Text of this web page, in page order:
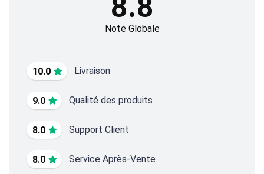
10.0 Livraison
9.0 Qualité des produits
8.0 Support Client
8.0 Service Après-Vente
8.8
Note Globale